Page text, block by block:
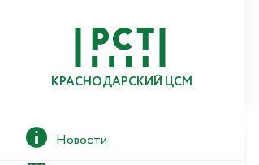
КРАСНОДАРСКИЙ ЦСМ
Новости